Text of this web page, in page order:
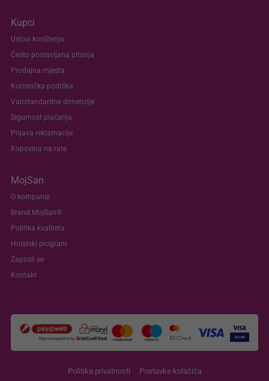
Kupci
Uslovi korištenja
Često postavljana pitanja
Prodajna mjesta
Korisnička podrška
Vanstandardne dimenzije
Sigurnost plaćanja
Prijava reklamacije
Kupovina na rate
MojSan
O kompaniji
Brand MojSan®
Politika kvaliteta
Hotelski program
Zaposli se
Kontakt
Politika privatnosti Postavke kolačića